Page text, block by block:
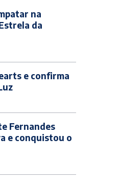
na
da
e confirma
Fernandes
e conquistou o